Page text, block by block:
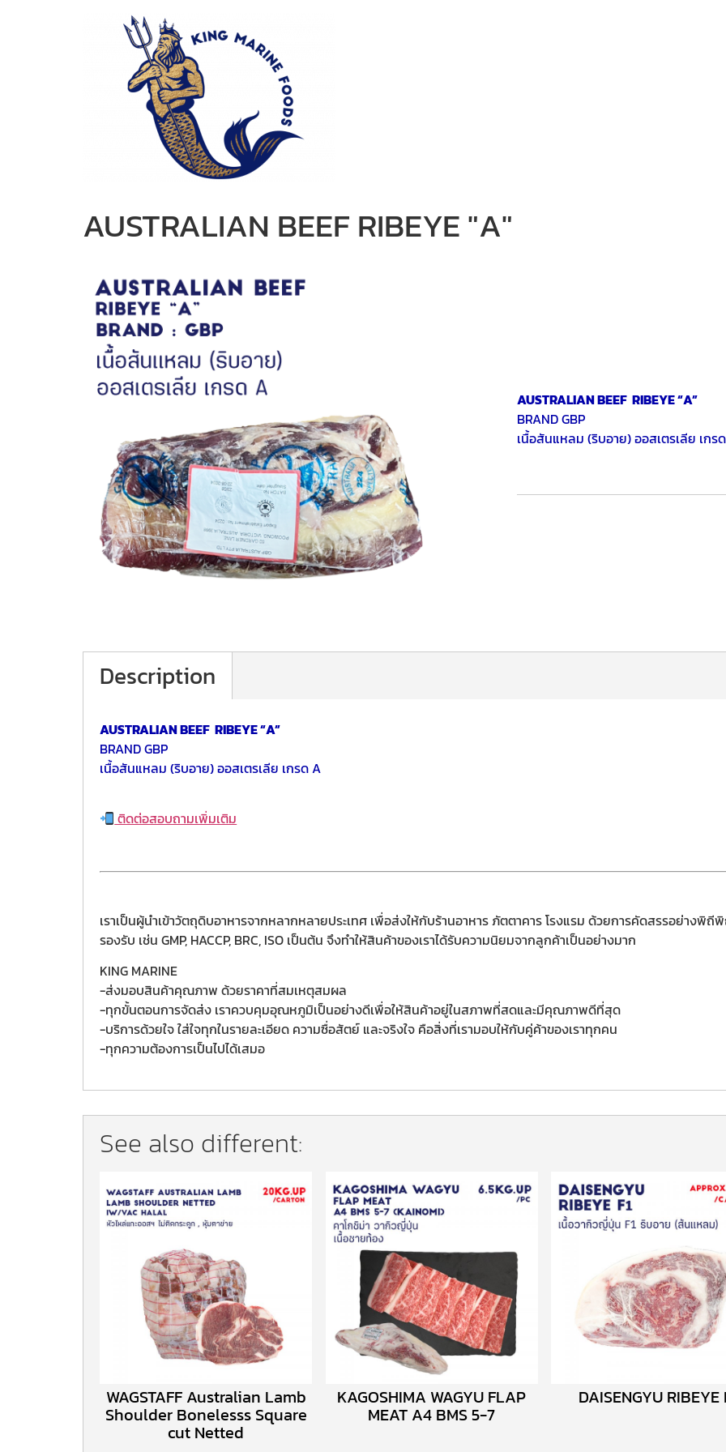
AUSTRALIAN BEEF RIBEYE "A"
AUSTRALIAN BEEF RIBEYE “A”
BRAND GBP
เนื้อสันแหลม (ริบอาย) ออสเตรเลีย เกร
Description
AUSTRALIAN BEEF RIBEYE “A”
BRAND GBP
เนื้อสันแหลม (ริบอาย) ออสเตรเลีย เกรด A
ติดต่อสอบถามเพิ่มเติม
เราเป็นผู้นำเข้าวัตถุดิบอาหารจากหลากหลายประเทศ เพื่อส่งให้กับร้านอาหาร ภัตตาคาร โรงแรม ด้วยการคัดสรรอย่า
รองรับ เช่น GMP, HACCP, BRC, ISO เป็นต้น จึงทำให้สินค้าของเราได้รับความนิยมจากลูกค้าเป็นอย่างมาก
KING MARINE
-ส่งมอบสินค้าคุณภาพ ด้วยราคาที่สมเหตุสมผล
-ทุกขั้นตอนการจัดส่ง เราควบคุมอุณหภูมิเป็นอย่างดีเพื่อให้สินค้าอยู่ในสภาพที่สดและมีคุณภาพดีที่สุด
-บริการด้วยใจ ใส่ใจทุกในรายละเอียด ความซื่อสัตย์ และจริงใจ คือสิ่งที่เรามอบให้กับคู่ค้าของเราทุกคน
-ทุกความต้องการเป็นไปได้เสมอ
See also different:
WAGSTAFF Australian Lamb
Shoulder Bonelesss Square
cut Netted
KAGOSHIMA WAGYU FLAP
MEAT A4 BMS 5-7
DAISENGYU RIBEYE